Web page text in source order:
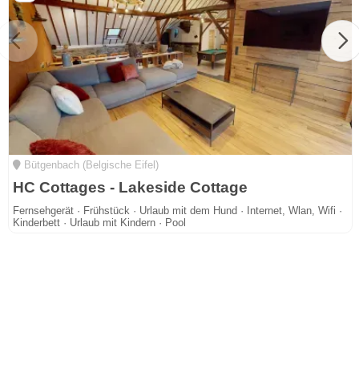
Bütgenbach (Belgische Eifel)
HC Cottages - Lakeside Cottage
Fernsehgerät · Frühstück · Urlaub mit dem Hund · Internet, Wlan, Wifi ·
Kinderbett · Urlaub mit Kindern · Pool